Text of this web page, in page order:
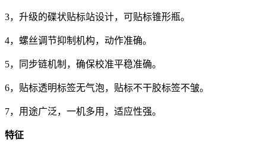
3，升级的碟状贴标站设计，可贴标锥形瓶。
4，螺丝调节抑制机构，动作准确。
5，同步链机制，确保校准平稳准确。
6，贴标透明标签无气泡，贴标不干胶标签不皱。
7，用途广泛，一机多用，适应性强。
特征